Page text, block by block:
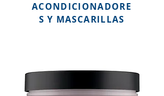
ACONDICIONADORE
S Y MASCARILLAS